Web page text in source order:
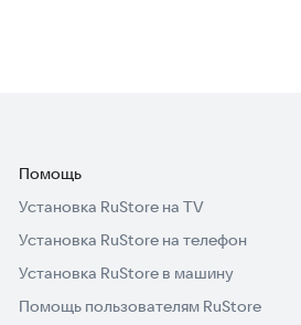
Помощь
Установка RuStore на TV
Установка RuStore на телефон
Установка RuStore в машину
Помощь пользователям RuStore